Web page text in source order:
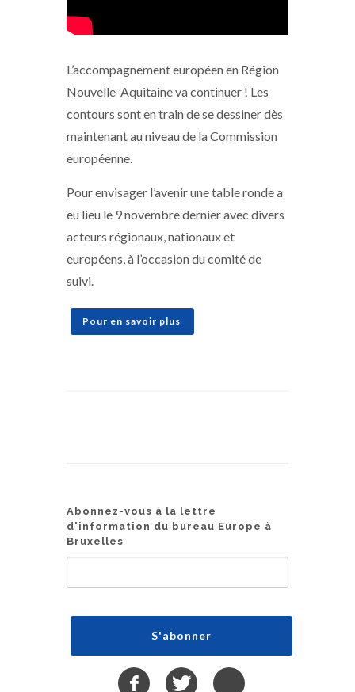
L’accompagnement européen en Région
Nouvelle-Aquitaine va continuer ! Les
contours sont en train de se dessiner dès
maintenant au niveau de la Commission
européenne.
Pour envisager l’avenir une table ronde a
eu lieu le 9 novembre dernier avec divers
acteurs régionaux, nationaux et
européens, à l’occasion du comité de
suivi.
Pour en savoir plus
Abonnez-vous à la lettre
d'information du bureau Europe à
Bruxelles